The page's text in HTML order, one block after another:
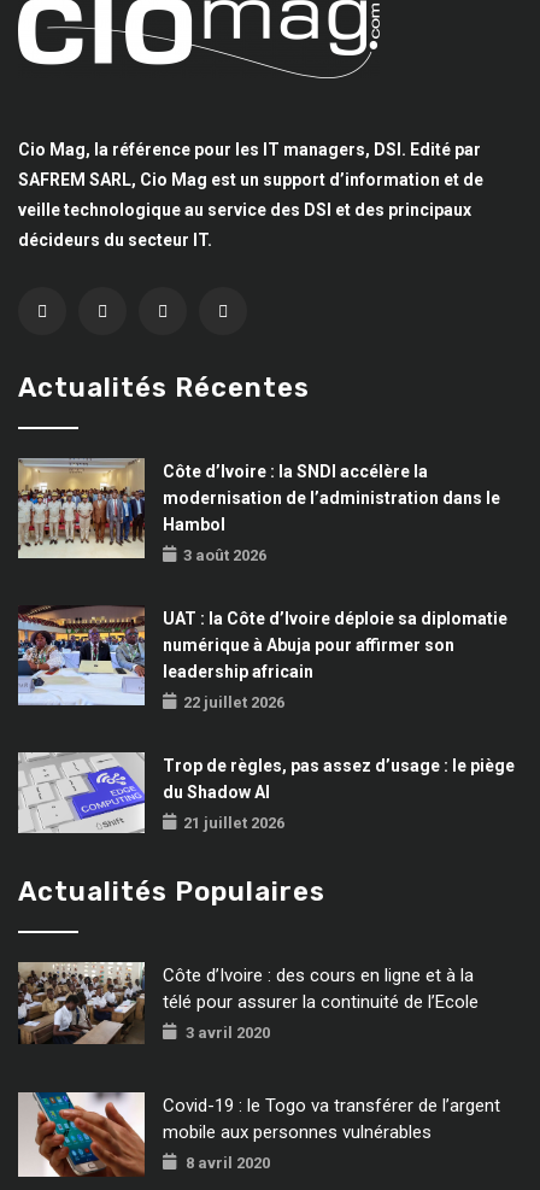
Cio Mag, la référence pour les IT managers, DSI. Edité par
SAFREM SARL, Cio Mag est un support d’information et de
veille technologique au service des DSI et des principaux
décideurs du secteur IT.
Actualités Récentes
Côte d’Ivoire : la SNDI accélère la
modernisation de l’administration dans le
Hambol
3 août 2026
UAT : la Côte d’Ivoire déploie sa diplomatie
numérique à Abuja pour affirmer son
leadership africain
22 juillet 2026
Trop de règles, pas assez d’usage : le piège
du Shadow AI
21 juillet 2026
Actualités Populaires
Côte d’Ivoire : des cours en ligne et à la
télé pour assurer la continuité de l’Ecole
3 avril 2020
Covid-19 : le Togo va transférer de l’argent
mobile aux personnes vulnérables
8 avril 2020